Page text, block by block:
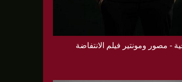
- مصور ومونتير فيلم الانتفاضة